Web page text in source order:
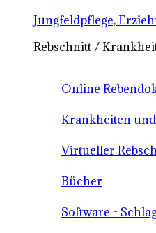
Jungfeldpflege,
Rebschnitt /
Online
Krankheiten
Virtueller
Bücher
Software -